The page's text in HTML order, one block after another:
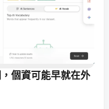
個資可能早就在外